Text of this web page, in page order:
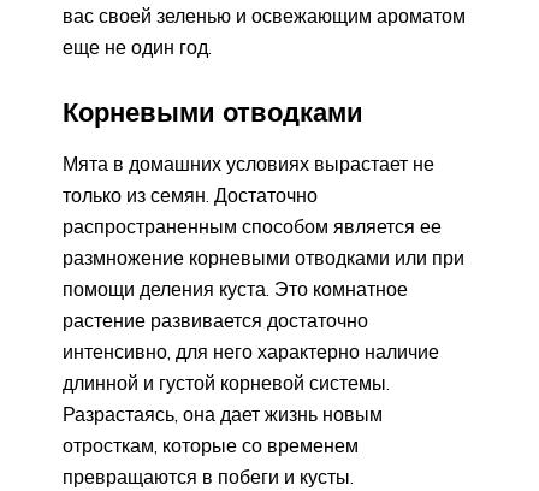
вас своей зеленью и освежающим ароматом
еще не один год.
Корневыми отводками
Мята в домашних условиях вырастает не
только из семян. Достаточно
распространенным способом является ее
размножение корневыми отводками или при
помощи деления куста. Это комнатное
растение развивается достаточно
интенсивно, для него характерно наличие
длинной и густой корневой системы.
Разрастаясь, она дает жизнь новым
отросткам, которые со временем
превращаются в побеги и кусты.